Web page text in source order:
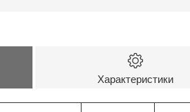
Характеристики